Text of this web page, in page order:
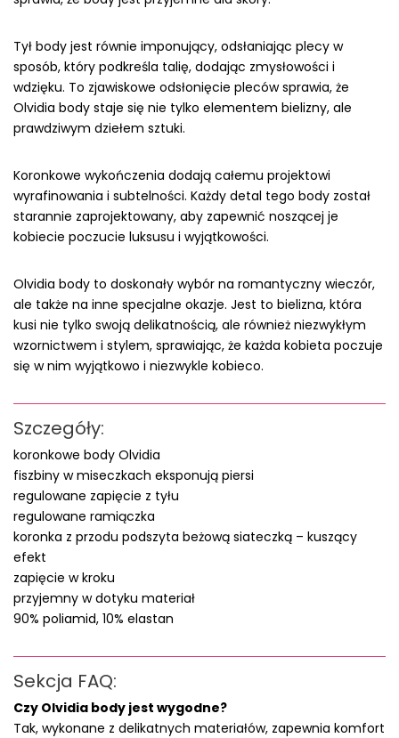
Tył body jest równie imponujący, odsłaniając plecy w
sposób, który podkreśla talię, dodając zmysłowości i
wdzięku. To zjawiskowe odsłonięcie pleców sprawia, że
Olvidia body staje się nie tylko elementem bielizny, ale
prawdziwym dziełem sztuki.
Koronkowe wykończenia dodają całemu projektowi
wyrafinowania i subtelności. Każdy detal tego body został
starannie zaprojektowany, aby zapewnić noszącej je
kobiecie poczucie luksusu i wyjątkowości.
Olvidia body to doskonały wybór na romantyczny wieczór,
ale także na inne specjalne okazje. Jest to bielizna, która
kusi nie tylko swoją delikatnością, ale również niezwykłym
wzornictwem i stylem, sprawiając, że każda kobieta poczuje
się w nim wyjątkowo i niezwykle kobieco.
Szczegóły:
koronkowe body Olvidia
fiszbiny w miseczkach eksponują piersi
regulowane zapięcie z tyłu
regulowane ramiączka
koronka z przodu podszyta beżową siateczką – kuszący
efekt
zapięcie w kroku
przyjemny w dotyku materiał
90% poliamid, 10% elastan
Sekcja FAQ:
Czy Olvidia body jest wygodne?
Tak, wykonane z delikatnych materiałów, zapewnia komfort